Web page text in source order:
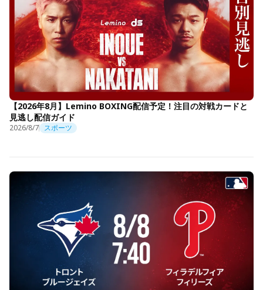
【2026年8月】Lemino BOXING配信予定！注目の対戦カードと
見逃し配信ガイド
2026/8/7 スポーツ